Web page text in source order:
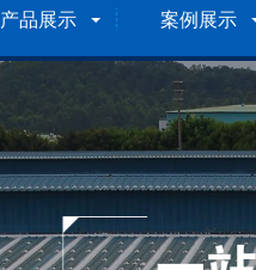
产品展示 案例展示